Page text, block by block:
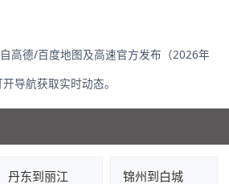
高德/百度地图及高速官方发布（2026年
导航获取实时动态。
丹东到丽江 锦州到白城